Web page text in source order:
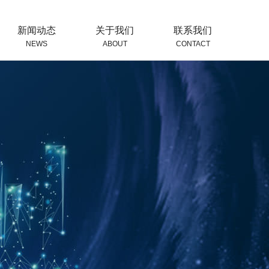
新闻动态
NEWS
关于我们
ABOUT
联系我们
CONTACT